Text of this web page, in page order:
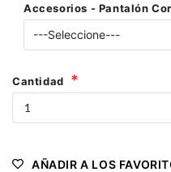
Accesorios - Pantalón
Cantidad
AÑADIR A LOS